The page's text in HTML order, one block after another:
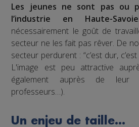
Les jeunes ne sont pas ou
l’industrie en Haute-
nécessairement le goût de
secteur ne les fait pas rêver. De
secteur perdurent : “c’est dur,
L'image est peu attractive
également auprès de leur
professeurs…).
Un enjeu de taille…